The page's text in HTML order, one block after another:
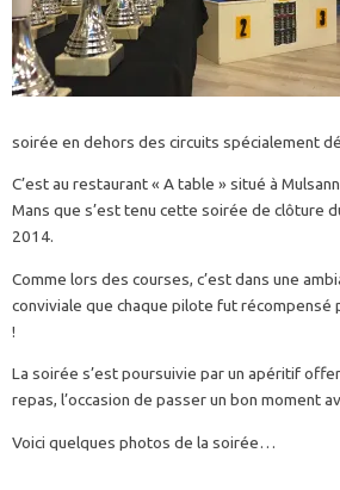
soirée en dehors des circuits spécialement
C’est au restaurant « A table » situé à
Mans que s’est tenu cette soirée de clôture
2014.
Comme lors des courses, c’est dans une
conviviale que chaque pilote fut récompensé
!
La soirée s’est poursuivie par un apéritif
repas, l’occasion de passer un bon moment
Voici quelques photos de la soirée…